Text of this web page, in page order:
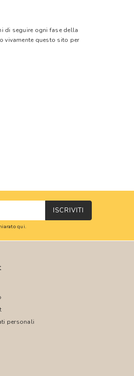
di seguire ogni fase della
vivamente questo sito per
ISCRIVITI
qui.
personali